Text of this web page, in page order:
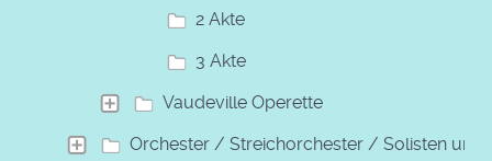
2 Akte
3 Akte
Vaudeville Operette
Orchester / Streichorchester / Solisten und